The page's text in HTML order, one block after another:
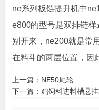
ne系列板链提升机中
e800的型号是双排链
别开来，ne200就是常
在料斗的两层位置，因
上一篇： NE50尾轮
下一篇： 鸡饲料进料槽悬